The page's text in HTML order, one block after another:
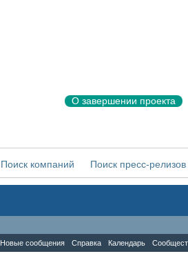
О завершении проекта
Поиск компаний Поиск пресс-релизов
Новые сообщения Справка Календарь